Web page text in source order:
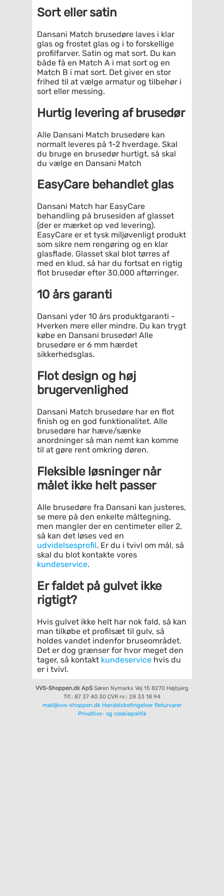
Sort eller satin
Dansani Match brusedøre laves i klar
glas og frostet glas og i to forskellige
profilfarver. Satin og mat sort. Du kan
både få en Match A i mat sort og en
Match B i mat sort. Det giver en stor
frihed til at vælge armatur og tilbehør i
sort eller messing.
Hurtig levering af brusedør
Alle Dansani Match brusedøre kan
normalt leveres på 1-2 hverdage. Skal
du bruge en brusedør hurtigt, så skal
du vælge en Dansani Match
EasyCare behandlet glas
Dansani Match har EasyCare
behandling på brusesiden af glasset
(der er mærket op ved levering).
EasyCare er et tysk miljøvenligt produkt
som sikre nem rengøring og en klar
glasflade. Glasset skal blot tørres af
med en klud, så har du fortsat en rigtig
flot brusedør efter 30.000 aftørringer.
10 års garanti
Dansani yder 10 års produktgaranti -
Hverken mere eller mindre. Du kan trygt
købe en Dansani brusedør! Alle
brusedøre er 6 mm hærdet
sikkerhedsglas.
Flot design og høj
brugervenlighed
Dansani Match brusedøre har en flot
finish og en god funktionalitet. Alle
brusedøre har hæve/sænke
anordninger så man nemt kan komme
til at gøre rent omkring døren.
Fleksible løsninger når
målet ikke helt passer
Alle brusedøre fra Dansani kan justeres,
se mere på den enkelte måltegning,
men mangler der en centimeter eller 2,
så kan det løses ved en
udvidelsesprofil. Er du i tvivl om mål, så
skal du blot kontakte vores
kundeservice.
Er faldet på gulvet ikke
rigtigt?
Hvis gulvet ikke helt har nok fald, så kan
man tilkøbe et profilsæt til gulv, så
holdes vandet indenfor bruseområdet.
Det er dog grænser for hvor meget den
tager, så kontakt kundeservice hvis du
er i tvivl.
VVS-Shoppen.dk ApS Søren Nymarks Vej 15 8270 Højbjerg
Tlf.: 87 37 40 30 CVR nr.: 28 33 18 94
mail@vvs-shoppen.dk Handelsbetingelser Returvarer
Privatlivs- og cookiepolitik